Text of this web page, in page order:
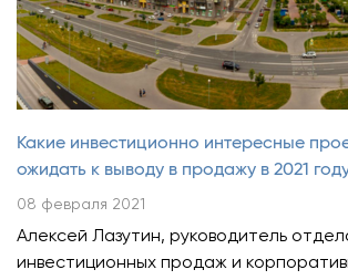
Какие инвестиционно интересные
ожидать к выводу в продажу в 2021
08 февраля 2021
Алексей Лазутин, руководитель
инвестиционных продаж и